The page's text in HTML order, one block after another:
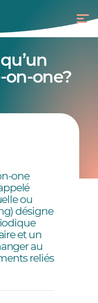
one?
one
ou
désigne
et un
au
reliés